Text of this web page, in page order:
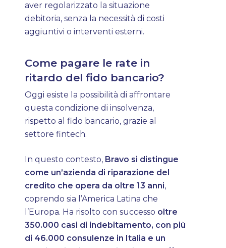
aver regolarizzato la situazione
debitoria, senza la necessità di costi
aggiuntivi o interventi esterni.
Come pagare le rate in
ritardo del fido bancario?
Oggi esiste la possibilità di affrontare
questa condizione di insolvenza,
rispetto al fido bancario, grazie al
settore fintech.
In questo contesto, Bravo si distingue
come un’azienda di riparazione del
credito che opera da oltre 13 anni,
coprendo sia l’America Latina che
l’Europa. Ha risolto con successo oltre
350.000 casi di indebitamento, con più
di 46.000 consulenze in Italia e un